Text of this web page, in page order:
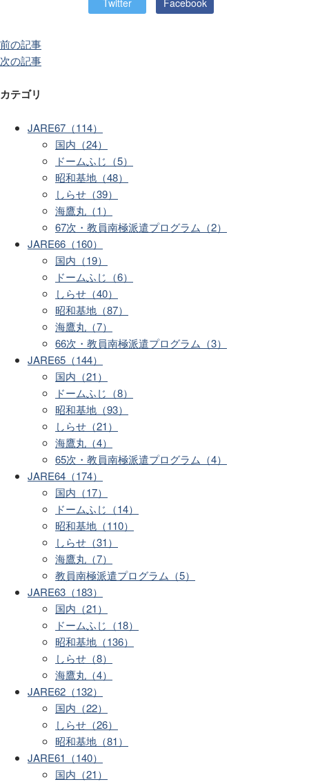
前の記事
次の記事
カテゴリ
JARE67（114）
国内（24）
ドームふじ（5）
昭和基地（48）
しらせ（39）
海鷹丸（1）
67次・教員南極派遣プログラム（2）
JARE66（160）
国内（19）
ドームふじ（6）
しらせ（40）
昭和基地（87）
海鷹丸（7）
66次・教員南極派遣プログラム（3）
JARE65（144）
国内（21）
ドームふじ（8）
昭和基地（93）
しらせ（21）
海鷹丸（4）
65次・教員南極派遣プログラム（4）
JARE64（174）
国内（17）
ドームふじ（14）
昭和基地（110）
しらせ（31）
海鷹丸（7）
教員南極派遣プログラム（5）
JARE63（183）
国内（21）
ドームふじ（18）
昭和基地（136）
しらせ（8）
海鷹丸（4）
JARE62（132）
国内（22）
しらせ（26）
昭和基地（81）
JARE61（140）
国内（21）